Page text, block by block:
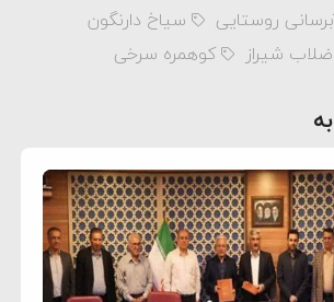
روستایی
سیاخ دارنگون
شیراز
کوهمره سرخی